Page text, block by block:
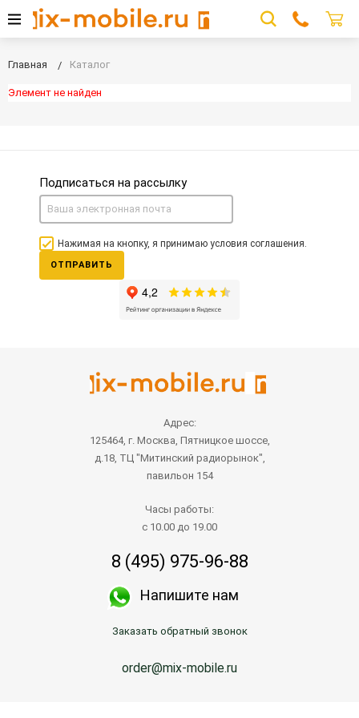
Главная Каталог
Элемент не найден
Подписаться на рассылку
Нажимая на кнопку, я принимаю условия соглашения.
ОТПРАВИТЬ
Адрес:
125464, г. Москва, Пятницкое шоссе,
д.18, ТЦ "Митинский радиорынок",
павильон 154
Часы работы:
с 10.00 до 19.00
8 (495) 975-96-88
Напишите нам
Заказать обратный звонок
order@mix-mobile.ru